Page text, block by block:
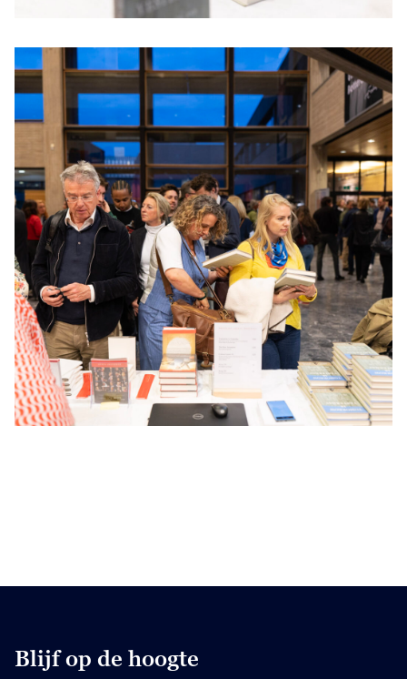
Blijf op de hoogte